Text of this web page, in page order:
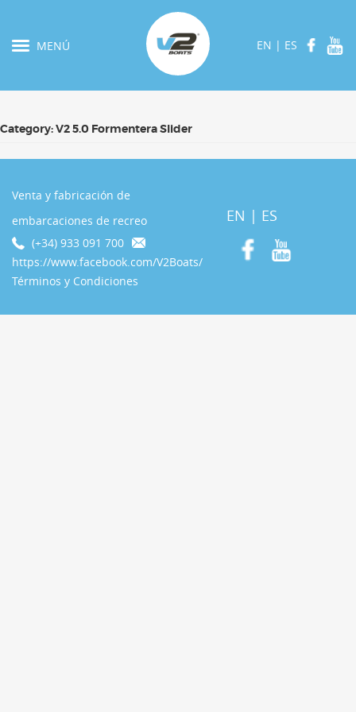
MENÚ EN | ES
Category:V2 5.0 Formentera Slider
Venta y fabricación de
embarcaciones de recreo
(+34) 933 091 700
https://www.facebook.com/V2Boats/
Términos y Condiciones
EN | ES